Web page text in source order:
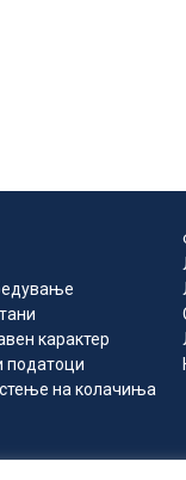
карактер
податоци
на колачиња